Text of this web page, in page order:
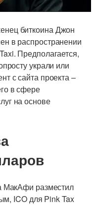
биткоина Джон
в распространении
Предполагается,
украли или
с сайта проекта –
в сфере
на основе
МакАфи разместил
ICO для Pink Tax